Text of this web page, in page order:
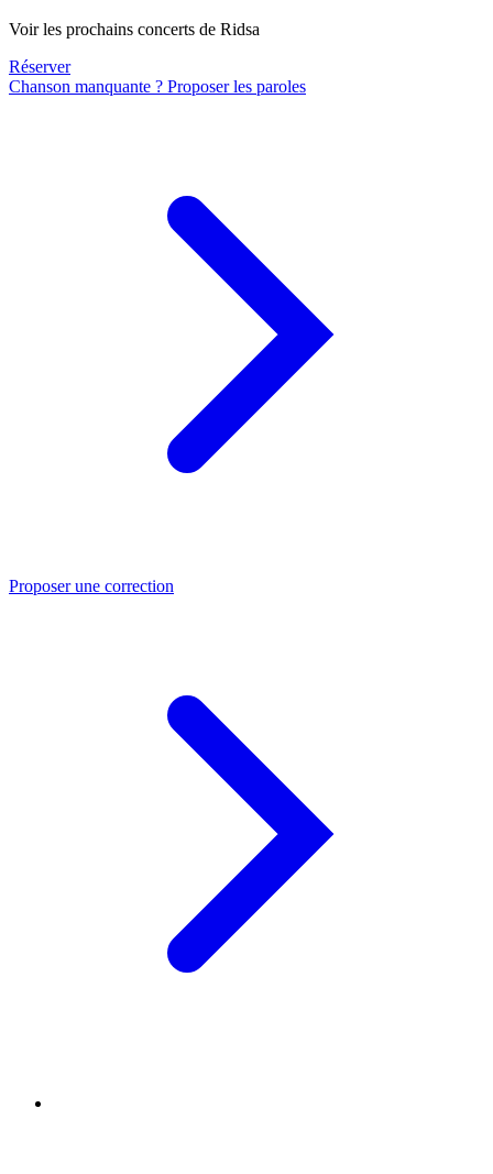
Voir les prochains concerts de Ridsa
Réserver
Chanson manquante ? Proposer les paroles
Proposer une correction